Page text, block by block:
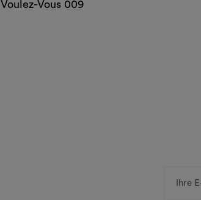
Voulez-Vous 009
Mail-